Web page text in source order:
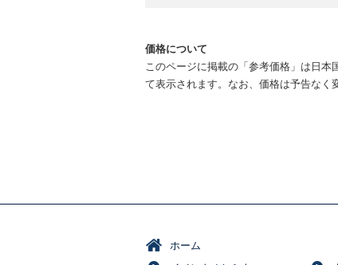
価格について
このページに掲載の「参考価格」は日
て表示されます。なお、価格は予告なく
ホーム